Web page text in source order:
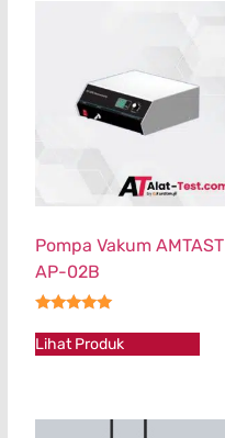
Pompa Vakum AMTAST
AP-02B
Lihat Produk